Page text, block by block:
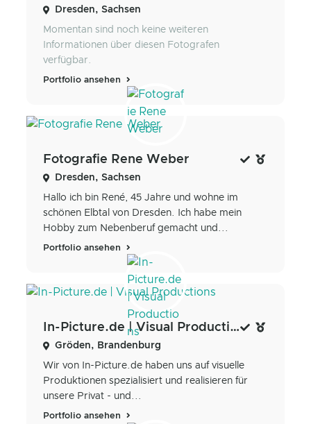
Dresden, Sachsen
Momentan sind noch keine weiteren
Informationen über diesen Fotografen
verfügbar.
Portfolio ansehen
Fotografie Rene Weber
Dresden, Sachsen
Hallo ich bin René, 45 Jahre und wohne im
schönen Elbtal von Dresden. Ich habe mein
Hobby zum Nebenberuf gemacht und...
Portfolio ansehen
In-Picture.de | Visual Productions
Gröden, Brandenburg
Wir von In-Picture.de haben uns auf visuelle
Produktionen spezialisiert und realisieren für
unsere Privat - und...
Portfolio ansehen